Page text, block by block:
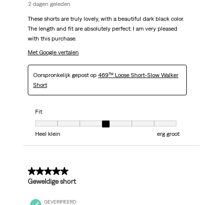
2 dagen geleden
These shorts are truly lovely, with a beautiful dark black color.
The length and fit are absolutely perfect. I am very pleased
with this purchase.
Met Google vertalen
Oorspronkelijk gepost op 469™ Loose Short-Slow Walker
Short
Fit
Fit, 4 van 7, waarbij 1 gelijk is aan Heel klein en 7 gelijk is aan erg groot
Heel klein
erg groot
5 van 5 sterren.
Geweldige short
GEVERIFIEERD